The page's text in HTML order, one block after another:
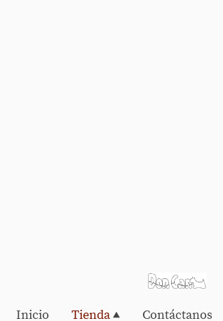
Inicio Tienda Contáctanos